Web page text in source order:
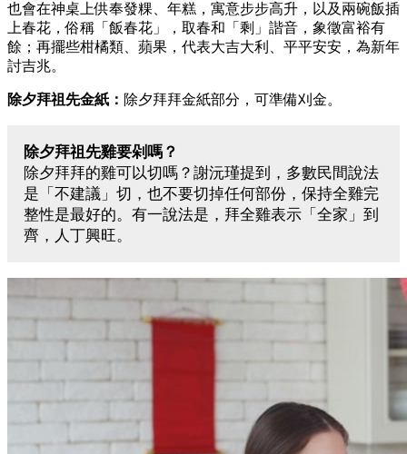
也會在神桌上供奉發粿、年糕，寓意步步高升，以及兩碗飯插
上春花，俗稱「飯春花」，取春和「剩」諧音，象徵富裕有
餘；再擺些柑橘類、蘋果，代表大吉大利、平平安安，為新年
討吉兆。
除夕拜祖先金紙： 除夕拜拜金紙部分，可準備刈金。
除夕拜祖先雞要剁嗎？
除夕拜拜的雞可以切嗎？謝沅瑾提到，多數民間說法
是「不建議」切，也不要切掉任何部份，保持全雞完
整性是最好的。有一說法是，拜全雞表示「全家」到
齊，人丁興旺。